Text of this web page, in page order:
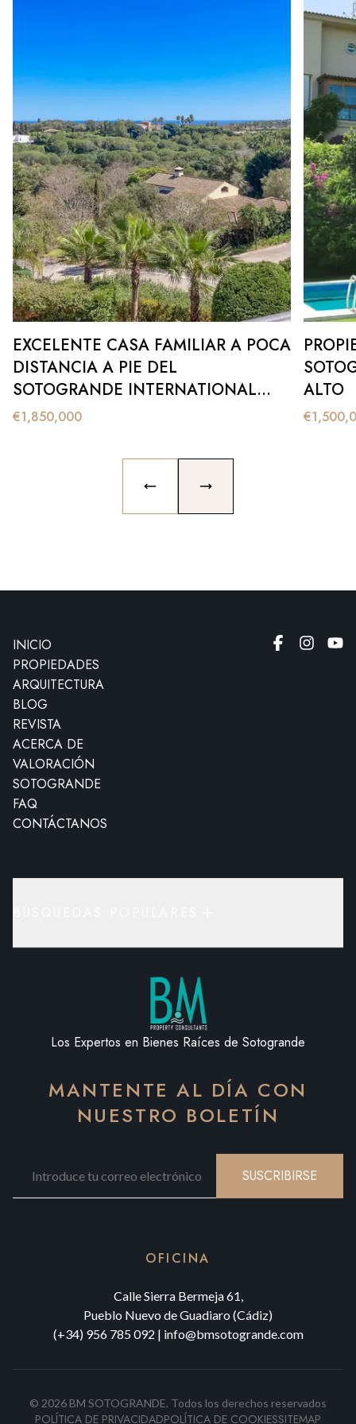
EXCELENTE CASA FAMILIAR A POCA
DISTANCIA A PIE DEL
SOTOGRANDE INTERNATIONAL
SCHOOL
€1,850,000
ALTO
€
PREVIOUS SLIDENEXT SLIDE
INICIO
PROPIEDADES
ARQUITECTURA
BLOG
REVISTA
ACERCA DE
VALORACIÓN
SOTOGRANDE
FAQ
CONTÁCTANOS
Los Expertos en Bienes Raíces de Sotogrande
MANTENTE AL DÍA CON
NUESTRO BOLETÍN
SUSCRIBIRSE
OFICINA
Calle Sierra Bermeja 61,
Pueblo Nuevo de Guadiaro (Cádiz)
(+34) 956 785 092 | info@bmsotogrande.com
© 2026 BM SOTOGRANDE. Todos los derechos reservados
POLÍTICA DE PRIVACIDADPOLÍTICA DE COOKIESSITEMAP